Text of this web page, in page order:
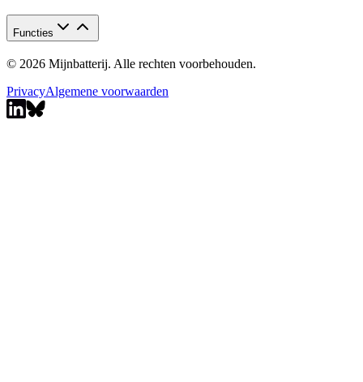
Functies
© 2026 Mijnbatterij. Alle rechten voorbehouden.
PrivacyAlgemene voorwaarden